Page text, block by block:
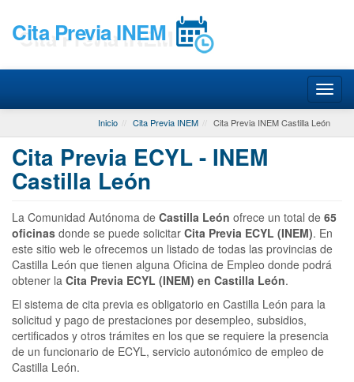
Cita Previa INEM
Inicio Cita Previa INEM Cita Previa INEM Castilla León
Cita Previa ECYL - INEM
Castilla León
La Comunidad Autónoma de Castilla León ofrece un total de 65
oficinas donde se puede solicitar Cita Previa ECYL (INEM). En
este sitio web le ofrecemos un listado de todas las provincias de
Castilla León que tienen alguna Oficina de Empleo donde podrá
obtener la Cita Previa ECYL (INEM) en Castilla León.
El sistema de cita previa es obligatorio en Castilla León para la
solicitud y pago de prestaciones por desempleo, subsidios,
certificados y otros trámites en los que se requiere la presencia
de un funcionario de ECYL, servicio autonómico de empleo de
Castilla León.